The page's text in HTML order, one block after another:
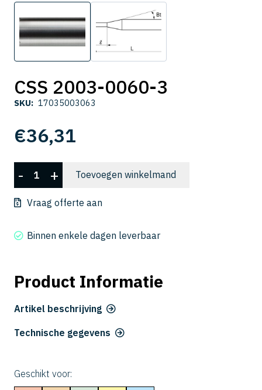
CSS 2003-0060-3
SKU: 17035003063
€36,31
2003-
0060-
aantal
- + Toevoegen winkelmand
Vraag offerte aan
Binnen enkele dagen leverbaar
Product Informatie
Artikel beschrijving
Technische gegevens
Geschikt voor: